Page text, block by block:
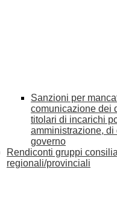
Sanzioni per
comunicazione dei
titolari di incarichi
amministrazione, di
governo
Rendiconti gruppi
regionali/provinciali